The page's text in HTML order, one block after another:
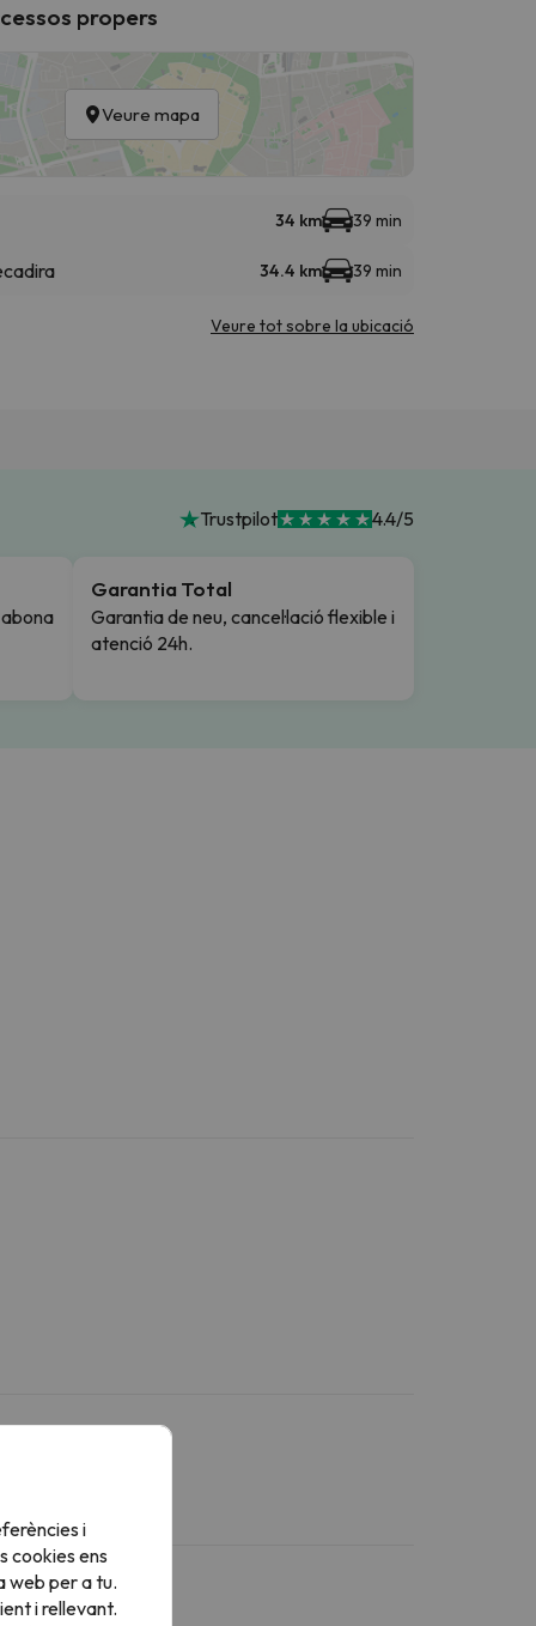
propers
Veure mapa
34 km 39 min
34.4 km 39 min
Veure tot sobre la ubicació
Trustpilot 4.4/5
Garantia Total
Garantia de neu, cancel·lació flexible i
atenció 24h.
i
cookies ens
web per a tu.
i rellevant.